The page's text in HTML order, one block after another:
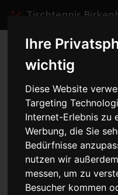
Ihre
wichtig
Diese Website
Targeting
Internet-Erlebnis zu
Werbung, die Sie
Bedürfnisse
nutzen wir
messen, um zu
Besucher kommen
Tischtennis
Home Spiele 2008/
Spielbericht anzeigen
TSG
4:6vom
Kampf statt Glanz.Nicht
ASV Birkenheide wiederholt